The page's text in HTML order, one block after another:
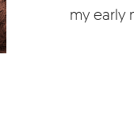
my early